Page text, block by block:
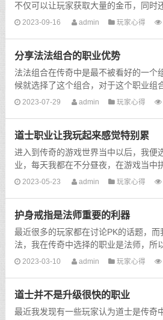
不仅可以让玩家获取大量的金币，同时
值，对于玩家等级的提升也是很有帮助
2023-09-16 admin 玩家心得
分享法法组合的职业优势
法法组合在传奇中是最不被看好的一个
候就选择了这个组合，对于这个职业组
pk方面也总结了一些经验，下面我就分
2023-07-29 admin 玩家心得
道士职业让我玩起来感觉特别累
进入到传奇的游戏世界当中以后，我便
业，每天我都在不分昼夜，在游戏当中
月之后，我终于来到了我自己的目标英
2023-05-23 admin 玩家心得
护身戒指是法师重要的利器
最近很多的玩家都在讨论PK的话题，
法，我在传奇中选择的职业是法师，所
例子来说一下。我觉得其实法师并不用
2023-03-10 admin 玩家心得
道士并不是升级很快的职业
最近我发现有一些玩家认为道士是传奇